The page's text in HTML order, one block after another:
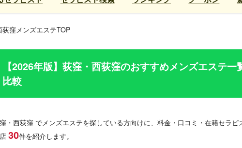
荻窪メンズエステTOP
【2026年版】 荻窪・西荻窪のおすすめメンズエステ一
比較
・西荻窪 でメンズエステを探している方向けに、料金・口コミ・在籍セラ
30件を紹介します。